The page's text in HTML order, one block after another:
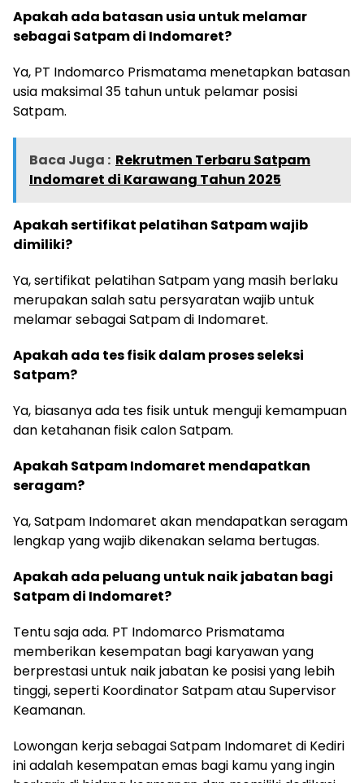
Apakah ada batasan usia untuk melamar
sebagai Satpam di Indomaret?
Ya, PT Indomarco Prismatama menetapkan batasan
usia maksimal 35 tahun untuk pelamar posisi
Satpam.
Baca Juga : Rekrutmen Terbaru Satpam
Indomaret di Karawang Tahun 2025
Apakah sertifikat pelatihan Satpam wajib
dimiliki?
Ya, sertifikat pelatihan Satpam yang masih berlaku
merupakan salah satu persyaratan wajib untuk
melamar sebagai Satpam di Indomaret.
Apakah ada tes fisik dalam proses seleksi
Satpam?
Ya, biasanya ada tes fisik untuk menguji kemampuan
dan ketahanan fisik calon Satpam.
Apakah Satpam Indomaret mendapatkan
seragam?
Ya, Satpam Indomaret akan mendapatkan seragam
lengkap yang wajib dikenakan selama bertugas.
Apakah ada peluang untuk naik jabatan bagi
Satpam di Indomaret?
Tentu saja ada. PT Indomarco Prismatama
memberikan kesempatan bagi karyawan yang
berprestasi untuk naik jabatan ke posisi yang lebih
tinggi, seperti Koordinator Satpam atau Supervisor
Keamanan.
Lowongan kerja sebagai Satpam Indomaret di Kediri
ini adalah kesempatan emas bagi kamu yang ingin